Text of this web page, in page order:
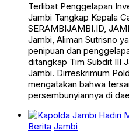
Terlibat Penggelapan
Jambi Tangkap Kepala
SERAMBIJAMBI.ID,
Jambi, Aliman Sutrisno
penipuan dan
ditangkap Tim Subdit III
Jambi. Dirreskrimum
mengatakan bahwa
persembunyiannya di
Berita Jambi